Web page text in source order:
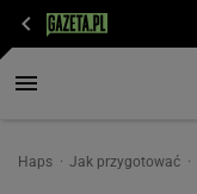
Haps Jak przygotować